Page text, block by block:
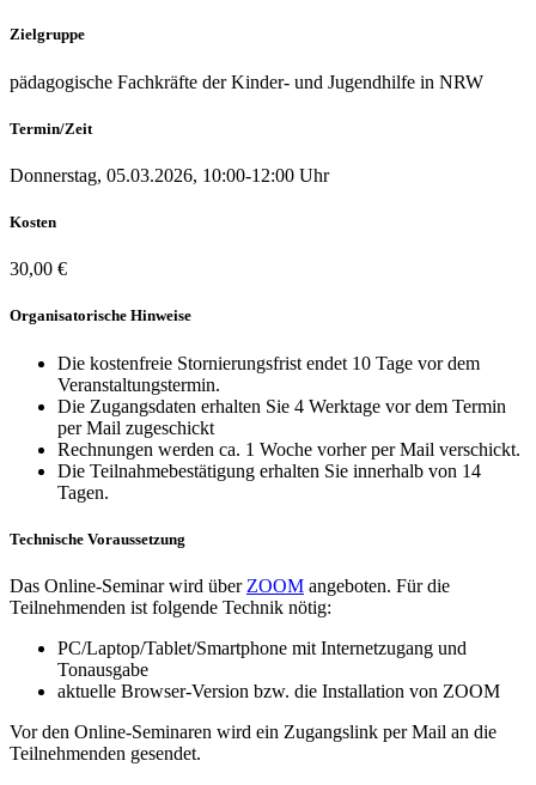
Zielgruppe
pädagogische Fachkräfte der Kinder- und Jugendhilfe in NRW
Termin/Zeit
Donnerstag, 05.03.2026, 10:00-12:00 Uhr
Kosten
30,00 €
Organisatorische Hinweise
Die kostenfreie Stornierungsfrist endet 10 Tage vor dem
Veranstaltungstermin.
Die Zugangsdaten erhalten Sie 4 Werktage vor dem Termin
per Mail zugeschickt
Rechnungen werden ca. 1 Woche vorher per Mail verschickt.
Die Teilnahmebestätigung erhalten Sie innerhalb von 14
Tagen.
Technische Voraussetzung
Das Online-Seminar wird über ZOOM angeboten. Für die
Teilnehmenden ist folgende Technik nötig:
PC/Laptop/Tablet/Smartphone mit Internetzugang und
Tonausgabe
aktuelle Browser-Version bzw. die Installation von ZOOM
Vor den Online-Seminaren wird ein Zugangslink per Mail an die
Teilnehmenden gesendet.